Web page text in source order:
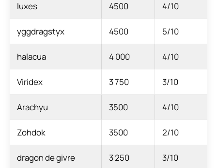
luxes 4500 4/10
yggdragstyx 4500 5/10
halacua 4 000 4/10
Viridex 3 750 3/10
Arachyu 3500 4/10
Zohdok 3500 2/10
dragon de givre 3 250 3/10